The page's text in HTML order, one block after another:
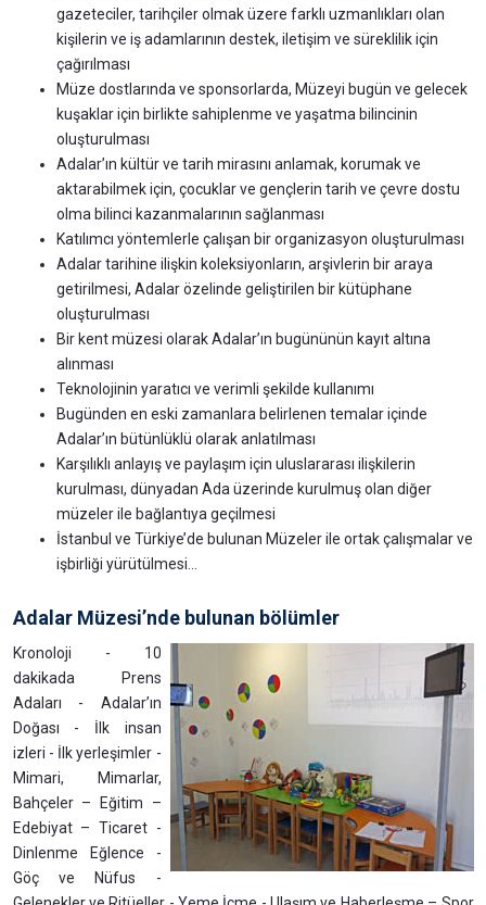
gazeteciler, tarihçiler olmak üzere farklı uzmanlıkları olan
kişilerin ve iş adamlarının destek, iletişim ve süreklilik için
çağırılması
Müze dostlarında ve sponsorlarda, Müzeyi bugün ve gelecek
kuşaklar için birlikte sahiplenme ve yaşatma bilincinin
oluşturulması
Adalar’ın kültür ve tarih mirasını anlamak, korumak ve
aktarabilmek için, çocuklar ve gençlerin tarih ve çevre dostu
olma bilinci kazanmalarının sağlanması
Katılımcı yöntemlerle çalışan bir organizasyon oluşturulması
Adalar tarihine ilişkin koleksiyonların, arşivlerin bir araya
getirilmesi, Adalar özelinde geliştirilen bir kütüphane
oluşturulması
Bir kent müzesi olarak Adalar’ın bugününün kayıt altına
alınması
Teknolojinin yaratıcı ve verimli şekilde kullanımı
Bugünden en eski zamanlara belirlenen temalar içinde
Adalar’ın bütünlüklü olarak anlatılması
Karşılıklı anlayış ve paylaşım için uluslararası ilişkilerin
kurulması, dünyadan Ada üzerinde kurulmuş olan diğer
müzeler ile bağlantıya geçilmesi
İstanbul ve Türkiye’de bulunan Müzeler ile ortak çalışmalar ve
işbirliği yürütülmesi…
Adalar Müzesi’nde bulunan bölümler
Kronoloji - 10
dakikada Prens
Adaları - Adalar’ın
Doğası - İlk insan
izleri - İlk yerleşimler -
Mimari, Mimarlar,
Bahçeler – Eğitim –
Edebiyat – Ticaret -
Dinlenme Eğlence -
Göç ve Nüfus -